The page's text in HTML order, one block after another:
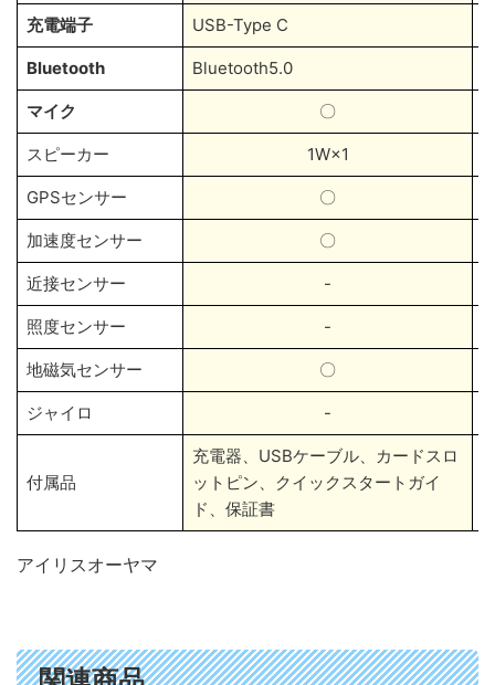
充電端子 USB-Type C
Bluetooth Bluetooth5.0
マイク 〇
スピーカー 1W×1
GPSセンサー 〇
加速度センサー 〇
近接センサー -
照度センサー -
地磁気センサー 〇
ジャイロ -
付属品
充電器、USBケーブル、カードスロ
ットピン、クイックスタートガイ
ド、保証書
アイリスオーヤマ